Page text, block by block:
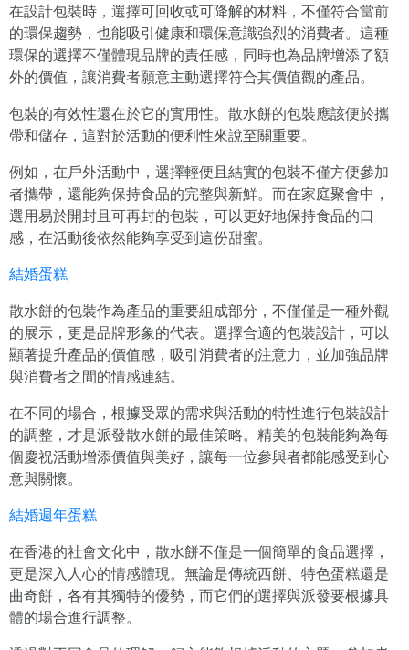
在設計包裝時，選擇可回收或可降解的材料，不僅符合當前
的環保趨勢，也能吸引健康和環保意識強烈的消費者。這種
環保的選擇不僅體現品牌的責任感，同時也為品牌增添了額
外的價值，讓消費者願意主動選擇符合其價值觀的產品。
包裝的有效性還在於它的實用性。散水餅的包裝應該便於攜
帶和儲存，這對於活動的便利性來說至關重要。
例如，在戶外活動中，選擇輕便且結實的包裝不僅方便參加
者攜帶，還能夠保持食品的完整與新鮮。而在家庭聚會中，
選用易於開封且可再封的包裝，可以更好地保持食品的口
感，在活動後依然能夠享受到這份甜蜜。
結婚蛋糕
散水餅的包裝作為產品的重要組成部分，不僅僅是一種外觀
的展示，更是品牌形象的代表。選擇合適的包裝設計，可以
顯著提升產品的價值感，吸引消費者的注意力，並加強品牌
與消費者之間的情感連結。
在不同的場合，根據受眾的需求與活動的特性進行包裝設計
的調整，才是派發散水餅的最佳策略。精美的包裝能夠為每
個慶祝活動增添價值與美好，讓每一位參與者都能感受到心
意與關懷。
結婚週年蛋糕
在香港的社會文化中，散水餅不僅是一個簡單的食品選擇，
更是深入人心的情感體現。無論是傳統西餅、特色蛋糕還是
曲奇餅，各有其獨特的優勢，而它們的選擇與派發要根據具
體的場合進行調整。